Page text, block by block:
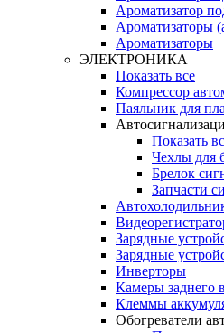
Ароматизатор
Ароматизаторы
Ароматизаторы
ЭЛЕКТРОНИКА
Показать все
Компрессор
Паяльник для
Показать
Чехлы для
Брелок
Запчасти
Зарядные
Зарядные
Инверторы
Камеры заднего
Клеммы
Обогреватели